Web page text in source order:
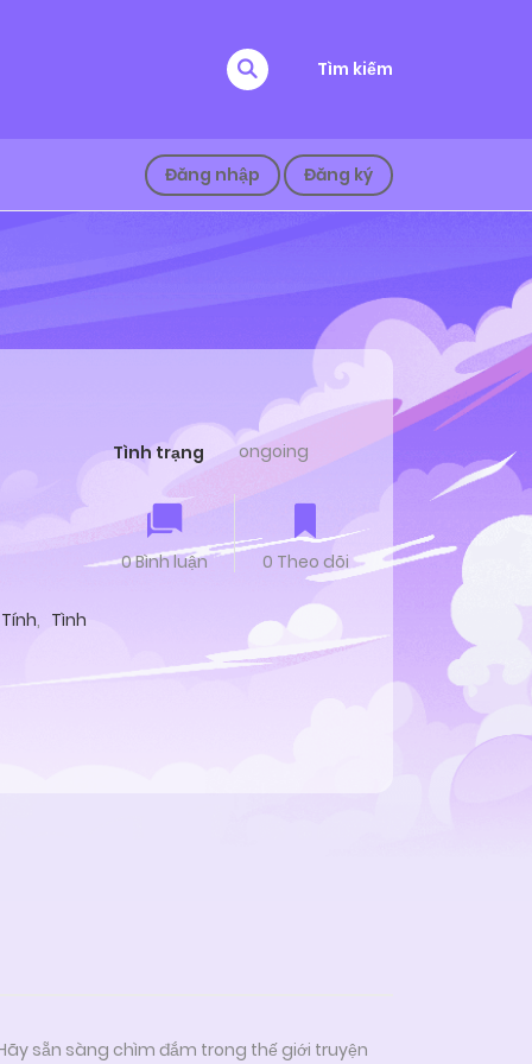
Tìm kiếm
Đăng nhập Đăng ký
, Tình
Tình trạng ongoing
0 Bình luận 0 Theo dõi
sẵn sàng chìm đắm trong thế giới truyện